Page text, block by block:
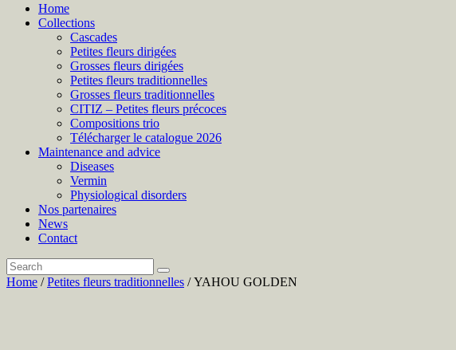
Home
Collections
Cascades
Petites fleurs dirigées
Grosses fleurs dirigées
Petites fleurs traditionnelles
Grosses fleurs traditionnelles
CITIZ – Petites fleurs précoces
Compositions trio
Télécharger le catalogue 2026
Maintenance and advice
Diseases
Vermin
Physiological disorders
Nos partenaires
News
Contact
Home /Petites fleurs traditionnelles / YAHOU GOLDEN